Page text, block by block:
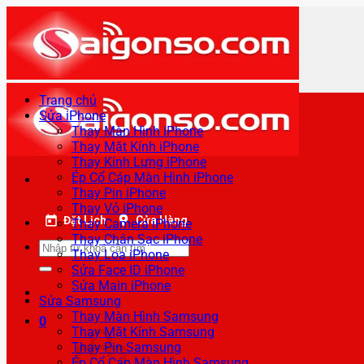
qua
nội
dung
Đặt Lịch Cửa Hàng
Tìm
kiếm:
0
Trang chủ
Sửa iPhone
Thay Màn Hình iPhone
Thay Mặt Kính iPhone
Thay Kính Lưng iPhone
Ép Cổ Cáp Màn Hình iPhone
Thay Pin iPhone
Thay Vỏ iPhone
Thay Camera iPhone
Thay Chân Sạc iPhone
Thay Loa iPhone
Sửa Face ID iPhone
Sửa Main iPhone
Sửa Samsung
Thay Màn Hình Samsung
Thay Mặt Kính Samsung
Thay Pin Samsung